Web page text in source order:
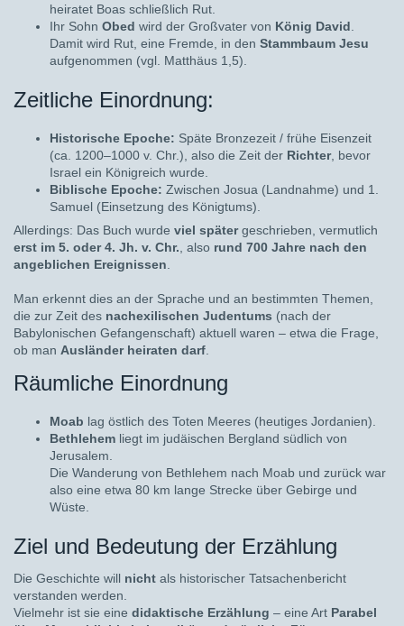
heiratet Boas schließlich Rut.
Ihr Sohn Obed wird der Großvater von König David.
Damit wird Rut, eine Fremde, in den Stammbaum Jesu
aufgenommen (vgl. Matthäus 1,5).
Zeitliche Einordnung:
Historische Epoche: Späte Bronzezeit / frühe Eisenzeit
(ca. 1200–1000 v. Chr.), also die Zeit der Richter, bevor
Israel ein Königreich wurde.
Biblische Epoche: Zwischen Josua (Landnahme) und 1.
Samuel (Einsetzung des Königtums).
Allerdings: Das Buch wurde viel spätergeschrieben, vermutlich
erst im 5. oder 4. Jh. v. Chr., also rund 700 Jahre nach den
angeblichen Ereignissen.
Man erkennt dies an der Sprache und an bestimmten Themen,
die zur Zeit des nachexilischen Judentums (nach der
Babylonischen Gefangenschaft) aktuell waren – etwa die Frage,
ob man Ausländer heiraten darf.
Räumliche Einordnung
Moab lag östlich des Toten Meeres (heutiges Jordanien).
Bethlehem liegt im judäischen Bergland südlich von
Jerusalem.
Die Wanderung von Bethlehem nach Moab und zurück war
also eine etwa 80 km lange Strecke über Gebirge und
Wüste.
Ziel und Bedeutung der Erzählung
Die Geschichte will nicht als historischer Tatsachenbericht
verstanden werden.
Vielmehr ist sie eine didaktische Erzählung – eine Art Parabel